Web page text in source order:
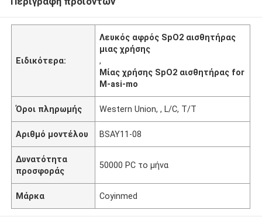
Ειδικότερα:
Λευκός αφρός SpO2 αισθητήρας
μιας χρήσης
,
Μίας χρήσης SpO2 αισθητήρας for
M-asi-mo
Όροι πληρωμής Western Union, , L/C, T/T
Αριθμό μοντέλου BSAY11-08
Δυνατότητα
προσφοράς
50000 PC το μήνα
Μάρκα Coyinmed